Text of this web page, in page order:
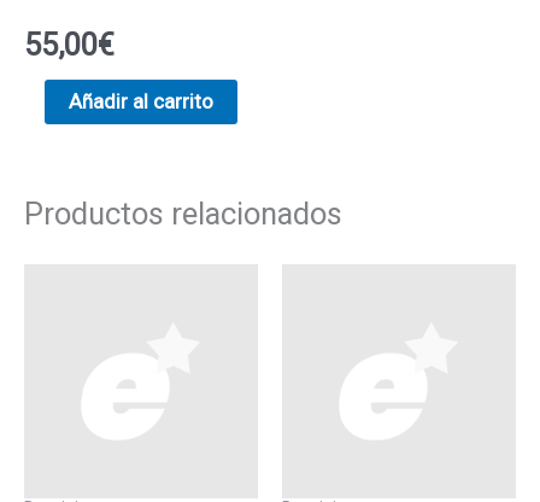
55,00€
Añadir al carrito
Productos relacionados